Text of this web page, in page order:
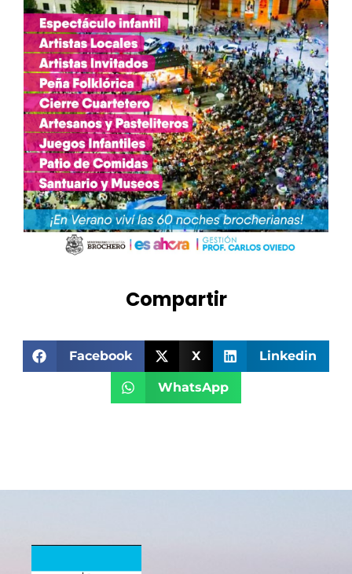
Compartir
Facebook X Linkedin
WhatsApp